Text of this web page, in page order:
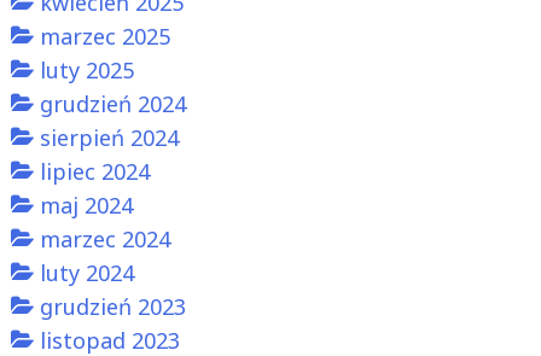
marzec 2025
luty 2025
grudzień 2024
sierpień 2024
lipiec 2024
maj 2024
marzec 2024
luty 2024
grudzień 2023
listopad 2023